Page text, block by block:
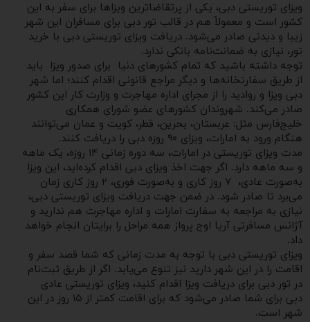
ویزای توریستی دبی، یکی از پرتقاضاترین ویزاها برای سفر به این
کشور است و معمولاً هم در قالب تور دبی برای مسافران این شهر
زیبا و دیدنی صادر می‌شود. دریافت ویزای توریستی دبی با خرید
تور، نیازی به ضمانت‌نامه بانکی ندارد.
توجه داشته باشید که تمام کشورهای دنیا برای صدور ویزا باید
از طریق سفارتخانه‌ها و دیگر مراجع قانونی اقدام کنند؛ اما شهر
دبی ویزا و روادید را از مجرای اداره مهاجرت و وزارت کار این کشور
صادر می‌کند. شهروندان کشورهای عضو شورای همکاری
خلیج‌فارس مثل: عربستان، بحرین، قطر، کویت و عمان می‌توانند
هنگام ورود به امارات، ویزای ۹۰ روزه دبی را دریافت کنند.
مدت ‌ویزای توریستی در امارات، سه دوره زمانی ۱۴ روزه، یک‌ ماهه
و سه‌ ماهه دارد. اگر جهت اخذ ویزای دبی اقدام کرده‌اید، این ویزا
به‌صورت عادی، ۷ روز کاری و به‌صورت فوری، ۲ روز کاری زمان
می‌برد تا صادر شود. در ضمن جهت دریافت ویزای توریستی دبی،
نیازی به مراجعه به سفارت امارات و اداره مهاجرت هم ندارید و
آژانس مسافرتی آریا اوج پرواز همه مراحل را برایتان انجام خواهد
داد.
ویزای توریستی دبی با توجه به مدت ‌زمانی که شما قصد سفر و
اقامت را در این شهر دارید نیز تنوع می‌یابد. اگر از طریق ثبت‌نام
در تور دبی برای دریافت ویزا اقدام کنید، ویزای توریستی عادی
دبی برای شما صادر می‌شود که برای اقامت کمتر از ۱۵ روز در این
شهر است.